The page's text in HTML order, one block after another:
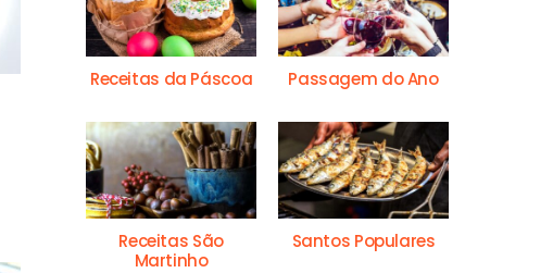
Receitas da Páscoa Passagem do Ano
Receitas São
Martinho
Santos Populares